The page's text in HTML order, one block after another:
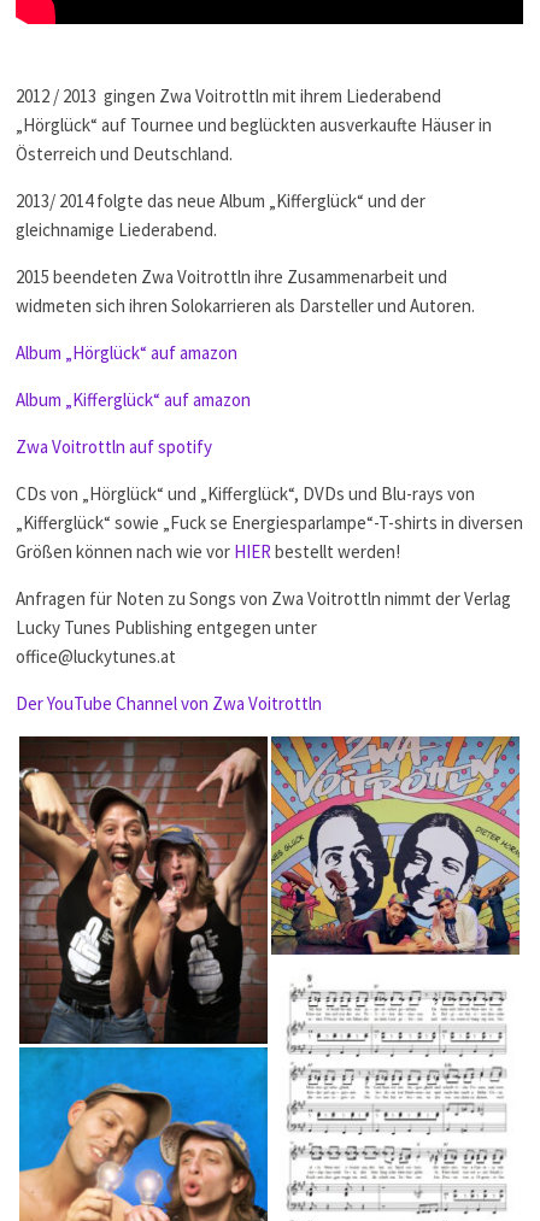
2012 / 2013 gingen Zwa Voitrottln mit ihrem Liederabend
„Hörglück“ auf Tournee und beglückten ausverkaufte Häuser in
Österreich und Deutschland.
2013/ 2014 folgte das neue Album „Kifferglück“ und der
gleichnamige Liederabend.
2015 beendeten Zwa Voitrottln ihre Zusammenarbeit und
widmeten sich ihren Solokarrieren als Darsteller und Autoren.
Album „Hörglück“ auf amazon
Album „Kifferglück“ auf amazon
Zwa Voitrottln auf spotify
CDs von „Hörglück“ und „Kifferglück“, DVDs und Blu-rays von
„Kifferglück“ sowie „Fuck se Energiesparlampe“-T-shirts in diversen
Größen können nach wie vor HIERbestellt werden!
Anfragen für Noten zu Songs von Zwa Voitrottln nimmt der Verlag
Lucky Tunes Publishing entgegen unter
office@luckytunes.at
Der YouTube Channel von Zwa Voitrottln